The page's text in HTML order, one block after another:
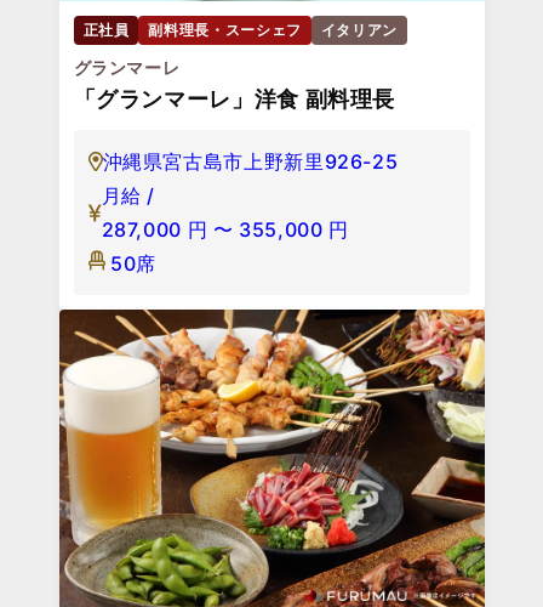
正社員 副料理長・スーシェフ イタリアン
グランマーレ
「グランマーレ」洋食 副料理長
沖縄県宮古島市上野新里926-25
月給 /
287,000 円 〜 355,000 円
50席